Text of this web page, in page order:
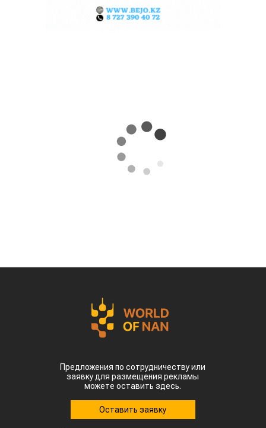
Предложения по сотрудничеству или
заявку для размещения рекламы
можете оставить здесь.
Оставить заявку